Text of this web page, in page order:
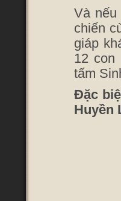
Và nếu
chiến
giáp
12 con
tấm
Đặc
Huyền